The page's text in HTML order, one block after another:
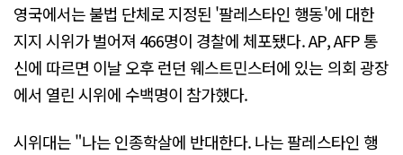
영국에서는 불법 단체로 지정된 '팔레스타인 행동'에 대한
지지 시위가 벌어져 466명이 경찰에 체포됐다. AP, AFP 통
신에 따르면 이날 오후 런던 웨스트민스터에 있는 의회 광장
에서 열린 시위에 수백명이 참가했다.
시위대는 "나는 인종학살에 반대한다. 나는 팔레스타인 행